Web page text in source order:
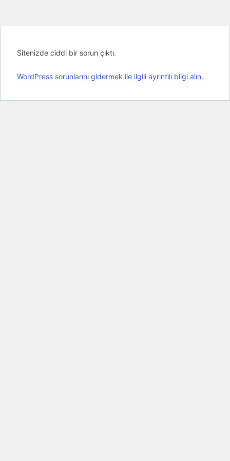
Sitenizde ciddi bir sorun çıktı.
WordPress sorunlarını gidermek ile ilgili ayrıntılı bilgi alın.